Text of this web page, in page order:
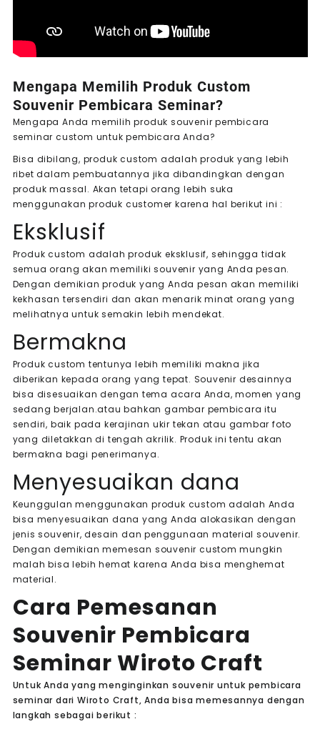
Mengapa Memilih Produk Custom
Souvenir Pembicara Seminar?
Mengapa Anda memilih produk souvenir pembicara
seminar custom untuk pembicara Anda?
Bisa dibilang, produk custom adalah produk yang lebih
ribet dalam pembuatannya jika dibandingkan dengan
produk massal. Akan tetapi orang lebih suka
menggunakan produk customer karena hal berikut ini :
Eksklusif
Produk custom adalah produk eksklusif, sehingga tidak
semua orang akan memiliki souvenir yang Anda pesan.
Dengan demikian produk yang Anda pesan akan memiliki
kekhasan tersendiri dan akan menarik minat orang yang
melihatnya untuk semakin lebih mendekat.
Bermakna
Produk custom tentunya lebih memiliki makna jika
diberikan kepada orang yang tepat. Souvenir desainnya
bisa disesuaikan dengan tema acara Anda, momen yang
sedang berjalan.atau bahkan gambar pembicara itu
sendiri, baik pada kerajinan ukir tekan atau gambar foto
yang diletakkan di tengah akrilik. Produk ini tentu akan
bermakna bagi penerimanya.
Menyesuaikan dana
Keunggulan menggunakan produk custom adalah Anda
bisa menyesuaikan dana yang Anda alokasikan dengan
jenis souvenir, desain dan penggunaan material souvenir.
Dengan demikian memesan souvenir custom mungkin
malah bisa lebih hemat karena Anda bisa menghemat
material.
Cara Pemesanan
Souvenir Pembicara
Seminar Wiroto Craft
Untuk Anda yang menginginkan souvenir untuk pembicara
seminar dari Wiroto Craft, Anda bisa memesannya dengan
langkah sebagai berikut :